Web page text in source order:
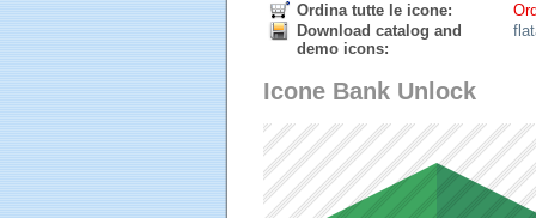
Ordina tutte le icone:
Download catalog and
demo icons:
Icone Bank Unlock